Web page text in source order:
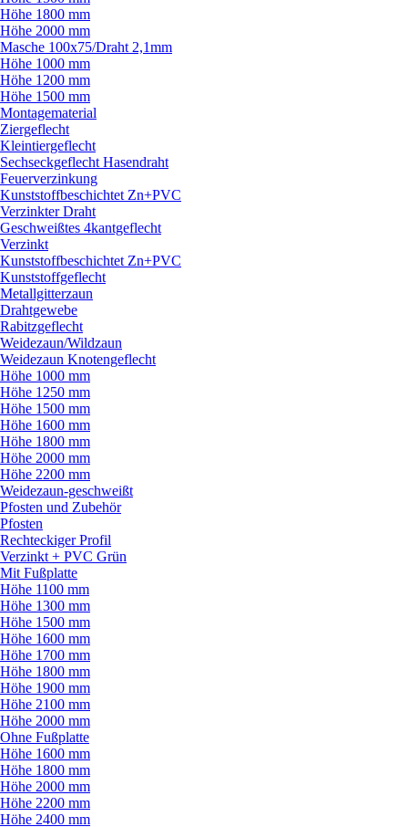
Höhe 1800 mm
Höhe 2000 mm
Masche 100x75/Draht 2,1mm
Höhe 1000 mm
Höhe 1200 mm
Höhe 1500 mm
Montagematerial
Ziergeflecht
Kleintiergeflecht
Sechseckgeflecht Hasendraht
Feuerverzinkung
Kunststoffbeschichtet Zn+PVC
Verzinkter Draht
Geschweißtes 4kantgeflecht
Verzinkt
Kunststoffbeschichtet Zn+PVC
Kunststoffgeflecht
Metallgitterzaun
Drahtgewebe
Rabitzgeflecht
Weidezaun/Wildzaun
Weidezaun Knotengeflecht
Höhe 1000 mm
Höhe 1250 mm
Höhe 1500 mm
Höhe 1600 mm
Höhe 1800 mm
Höhe 2000 mm
Höhe 2200 mm
Weidezaun-geschweißt
Pfosten und Zubehör
Pfosten
Rechteckiger Profil
Verzinkt + PVC Grün
Mit Fußplatte
Höhe 1100 mm
Höhe 1300 mm
Höhe 1500 mm
Höhe 1600 mm
Höhe 1700 mm
Höhe 1800 mm
Höhe 1900 mm
Höhe 2100 mm
Höhe 2000 mm
Ohne Fußplatte
Höhe 1600 mm
Höhe 1800 mm
Höhe 2000 mm
Höhe 2200 mm
Höhe 2400 mm